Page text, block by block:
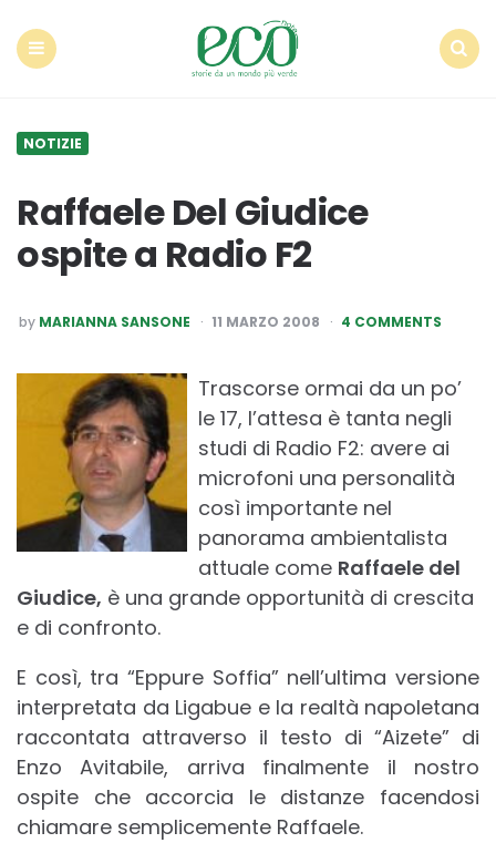
NOTIZIE
Raffaele Del Giudice
ospite a Radio F2
POSTED
BY
by MARIANNA SANSONE 11 MARZO 2008 4 COMMENTS
Trascorse ormai da un po’
le 17, l’attesa è tanta negli
studi di Radio F2: avere ai
microfoni una personalità
così importante nel
panorama ambientalista
attuale come Raffaele del
Giudice, è una grande opportunità di crescita
e di confronto.
E così, tra “Eppure Soffia” nell’ultima versione
interpretata da Ligabue e la realtà napoletana
raccontata attraverso il testo di “Aizete” di
Enzo Avitabile, arriva finalmente il nostro
ospite che accorcia le distanze facendosi
chiamare semplicemente Raffaele.